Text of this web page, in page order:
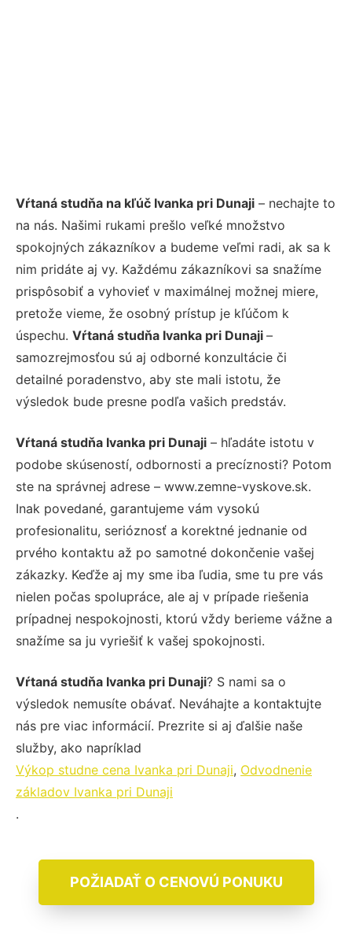
Vŕtaná studňa na kľúč Ivanka pri Dunaji – nechajte to
na nás. Našimi rukami prešlo veľké množstvo
spokojných zákazníkov a budeme veľmi radi, ak sa k
nim pridáte aj vy. Každému zákazníkovi sa snažíme
prispôsobiť a vyhovieť v maximálnej možnej miere,
pretože vieme, že osobný prístup je kľúčom k
úspechu. Vŕtaná studňa Ivanka pri Dunaji –
samozrejmosťou sú aj odborné konzultácie či
detailné poradenstvo, aby ste mali istotu, že
výsledok bude presne podľa vašich predstáv.
Vŕtaná studňa Ivanka pri Dunaji – hľadáte istotu v
podobe skúseností, odbornosti a precíznosti? Potom
ste na správnej adrese – www.zemne-vyskove.sk.
Inak povedané, garantujeme vám vysokú
profesionalitu, serióznosť a korektné jednanie od
prvého kontaktu až po samotné dokončenie vašej
zákazky. Keďže aj my sme iba ľudia, sme tu pre vás
nielen počas spolupráce, ale aj v prípade riešenia
prípadnej nespokojnosti, ktorú vždy berieme vážne a
snažíme sa ju vyriešiť k vašej spokojnosti.
Vŕtaná studňa Ivanka pri Dunaji? S nami sa o
výsledok nemusíte obávať. Neváhajte a kontaktujte
nás pre viac informácií. Prezrite si aj ďalšie naše
služby, ako napríklad
Výkop studne cena Ivanka pri Dunaji, Odvodnenie
základov Ivanka pri Dunaji
.
POŽIADAŤ O CENOVÚ PONUKU